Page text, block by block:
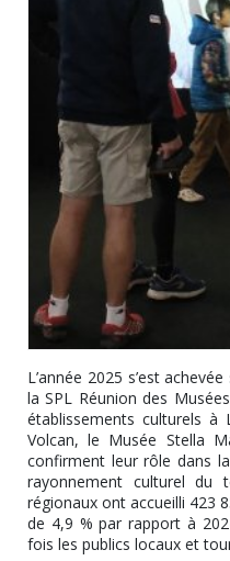
L’année 2025 s’est
la SPL Réunion des
établissements culturels à
Volcan, le Musée Stella
confirment leur rôle dans
rayonnement culturel du
régionaux ont accueilli 423
de 4,9 % par rapport à
fois les publics locaux et